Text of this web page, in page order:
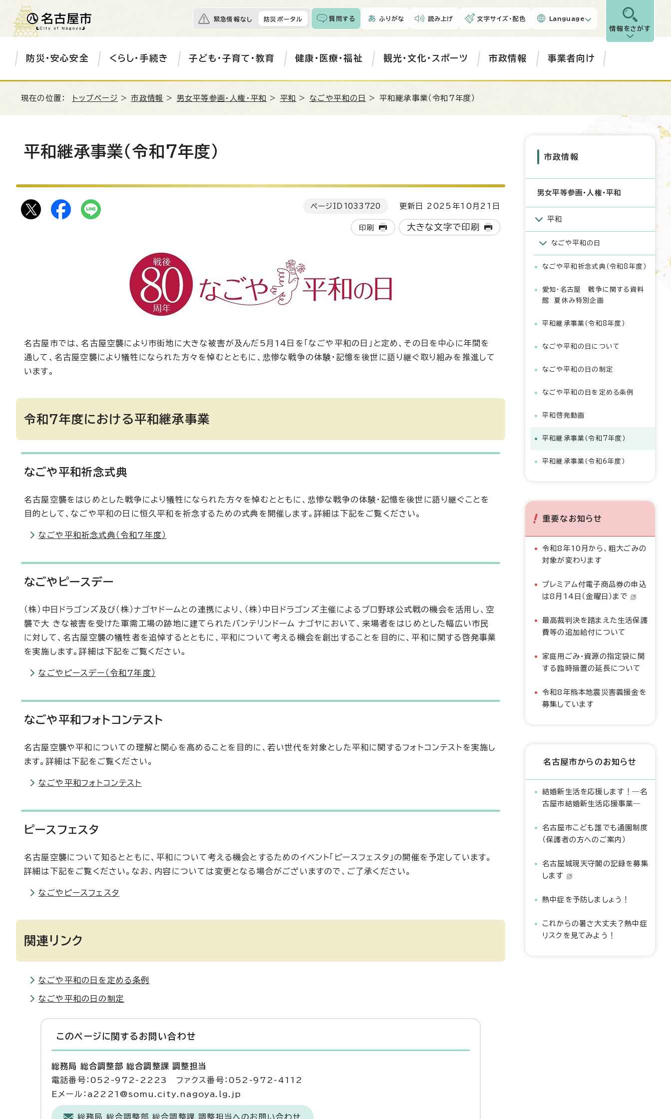
緊急情報なし 防災ポータル 質問する ふりがな 読み上げ 文字サイズ・配色 Language
情報をさがす
防災・安心安全 くらし・手続き 子ども・子育て・教育 健康・医療・福祉 観光・文化・スポーツ 市政情報 事業者向け
現在の位置： トップページ >市政情報 > 男女平等参画・人権・平和 > 平和 > なごや平和の日 > 平和継承事業（令和7年度）
平和継承事業（令和7年度）
ページID 1033720 更新日 2025年10月21日
印刷 大きな文字で印刷
名古屋市では、名古屋空襲により市街地に大きな被害が及んだ5月14日を「なごや平和の日」と定め、その日を中心に年間を
通して、名古屋空襲により犠牲になられた方々を悼むとともに、悲惨な戦争の体験・記憶を後世に語り継ぐ取り組みを推進して
います。
令和7年度における平和継承事業
なごや平和祈念式典
名古屋空襲をはじめとした戦争により犠牲になられた方々を悼むとともに、悲惨な戦争の体験・記憶を後世に語り継ぐことを
目的として、なごや平和の日に恒久平和を祈念するための式典を開催します。詳細は下記をご覧ください。
なごや平和祈念式典（令和7年度）
なごやピースデー
（株）中日ドラゴンズ及び（株）ナゴヤドームとの連携により、（株）中日ドラゴンズ主催によるプロ野球公式戦の機会を活用し、空
襲で大 きな被害を受けた軍需工場の跡地に建てられたバンテリンドーム ナゴヤにおいて、来場者をはじめとした幅広い市民
に対して、名古屋空襲の犠牲者を追悼するとともに、平和について考える機会を創出することを目的に、平和に関する啓発事業
を実施します。詳細は下記をご覧ください。
なごやピースデー（令和7年度）
なごや平和フォトコンテスト
名古屋空襲や平和についての理解と関心を高めることを目的に、若い世代を対象とした平和に関するフォトコンテストを実施し
ます。詳細は下記をご覧ください。
なごや平和フォトコンテスト
ピースフェスタ
名古屋空襲について知るとともに、平和について考える機会とするためのイベント「ピースフェスタ」の開催を予定しています。
詳細は下記をご覧ください。なお、内容については変更となる場合がございますので、ご了承ください。
なごやピースフェスタ
関連リンク
なごや平和の日を定める条例
なごや平和の日の制定
このページに関する お問い合わせ
総務局 総合調整部 総合調整課 調整担当
電話番号：052-972-2223 ファクス番号：052-972-4112
Eメール：a2221@somu.city.nagoya.lg.jp
総務局 総合調整部 総合調整課 調整担当へのお問い合わせ
市政情報
男女平等参画・人権・平和
平和
なごや平和の日
なごや平和祈念式典（令和8年度）
愛知・名古屋 戦争に関する資料
館 夏休み特別企画
平和継承事業（令和8年度）
なごや平和の日について
なごや平和の日の制定
なごや平和の日を定める条例
平和啓発動画
平和継承事業（令和7年度）
平和継承事業（令和6年度）
重要なお知らせ
令和8年10月から、粗大ごみの
対象が変わります
プレミアム付電子商品券の申込
は8月14日（金曜日）まで
最高裁判決を踏まえた生活保護
費等の追加給付について
家庭用ごみ・資源の指定袋に関
する臨時措置の延長について
令和8年熊本地震災害義援金を
募集しています
名古屋市からのお知らせ
結婚新生活を応援します！―名
古屋市結婚新生活応援事業―
名古屋市こども誰でも通園制度
（保護者の方へのご案内）
名古屋城現天守閣の記録を募集
します
熱中症を予防しましょう！
これからの暑さ大丈夫？熱中症
リスクを見てみよう！